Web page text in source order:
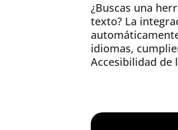
¿Buscas una
texto? La
idiomas,
Accesibilidad de